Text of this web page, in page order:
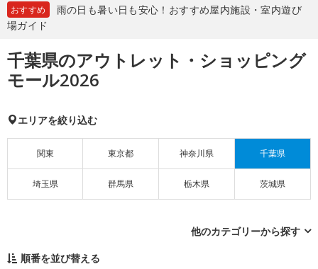
おすすめ
雨の日も暑い日も安心！おすすめ屋内施設・室内遊び
場ガイド
千葉県のアウトレット・ショッピング
モール2026
エリアを絞り込む
関東 東京都 神奈川県 千葉県
埼玉県 群馬県 栃木県 茨城県
他のカテゴリーから探す
順番を並び替える